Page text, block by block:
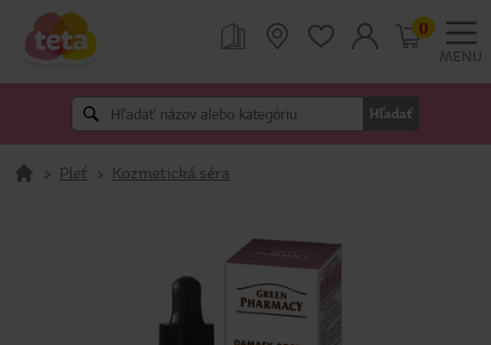
MENU
Hľadať
0
> Pleť > Kozmetická séra